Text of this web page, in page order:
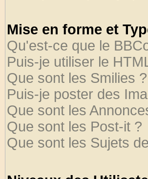
Mise en forme et
Qu'est-ce que le
Puis-je utiliser le
Que sont les Smilies ?
Puis-je poster des
Que sont les
Que sont les Post-it ?
Que sont les Sujets